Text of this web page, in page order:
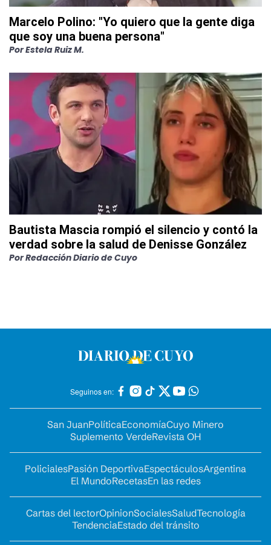
Marcelo Polino: "Yo quiero que la gente diga
que soy una buena persona"
PorEstela Ruiz M.
Bautista Mascia rompió el silencio y contó la
verdad sobre la salud de Denisse González
PorRedacción Diario de Cuyo
Seguinos en:
San JuanPolíticaEconomíaCuyo Minero
Suplemento VerdeRevista OH
PolicialesPasión DeportivaEspectáculosArgentina
El MundoRecetasEn las redes
Cartas del lectorOpinionSocialesSaludTecnología
TendenciaEstado del tránsito